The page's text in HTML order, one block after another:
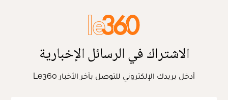
الاشتراك في الرسائل الإخبارية
أدخل بريدك الإلكتروني للتوصل بآخر الأخبار Le360